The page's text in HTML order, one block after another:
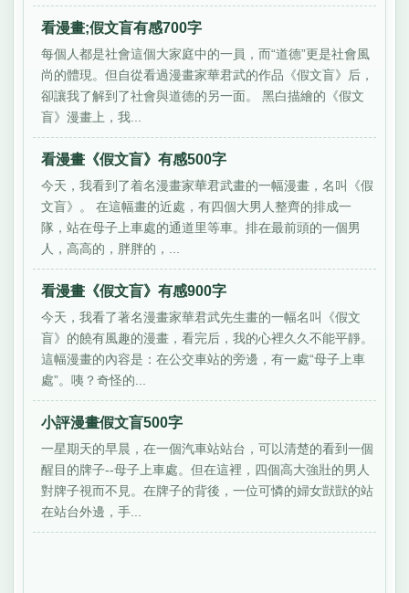
看漫畫;假文盲有感700字
每個人都是社會這個大家庭中的一員，而“道德”更是社會風
尚的體現。但自從看過漫畫家華君武的作品《假文盲》后，
卻讓我了解到了社會與道德的另一面。 黑白描繪的《假文
盲》漫畫上，我...
看漫畫《假文盲》有感500字
今天，我看到了着名漫畫家華君武畫的一幅漫畫，名叫《假
文盲》。 在這幅畫的近處，有四個大男人整齊的排成一
隊，站在母子上車處的通道里等車。排在最前頭的一個男
人，高高的，胖胖的，...
看漫畫《假文盲》有感900字
今天，我看了著名漫畫家華君武先生畫的一幅名叫《假文
盲》的饒有風趣的漫畫，看完后，我的心裡久久不能平靜。
這幅漫畫的內容是：在公交車站的旁邊，有一處“母子上車
處”。咦？奇怪的...
小評漫畫假文盲500字
一星期天的早晨，在一個汽車站站台，可以清楚的看到一個
醒目的牌子--母子上車處。但在這裡，四個高大強壯的男人
對牌子視而不見。在牌子的背後，一位可憐的婦女獃獃的站
在站台外邊，手...